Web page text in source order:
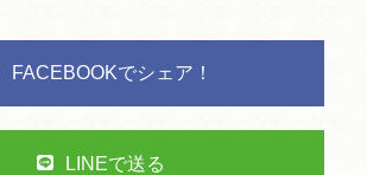
FACEBOOKでシェア！
LINEで送る